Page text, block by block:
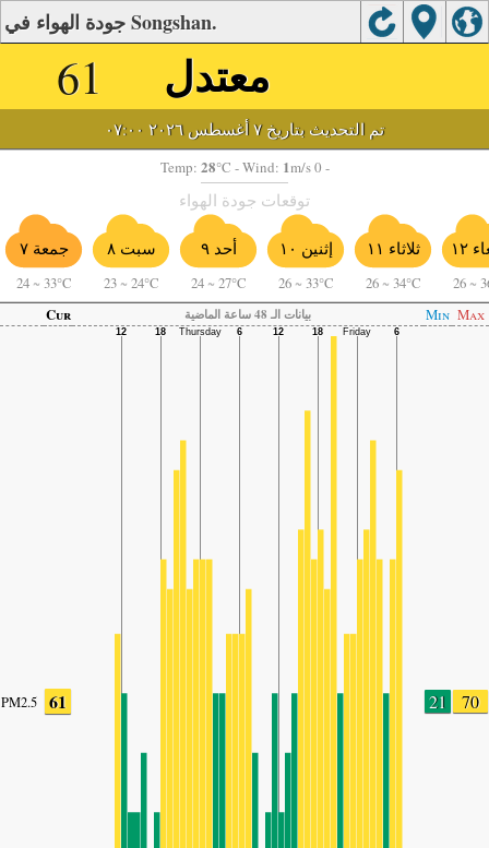
جودة الهواء في Songshan.
61 معتدل
تم التحديث بتاريخ ٧ أغسطس ٢٠٢٦ ٠٧:٠٠
Temp: 28°C - Wind: 1m/s 0 -
توقعات جودة الهواء
جمعة ٧
24 ~ 33°C
سبت ٨
23 ~ 24°C
أحد ٩
24 ~ 27°C
إثنين ١٠
26 ~ 33°C
ثلاثاء ١١
26 ~ 34°C
١٢
26 ~
Cur
بيانات الـ 48 ساعة الماضية Min Max
PM2.5 61 21 70